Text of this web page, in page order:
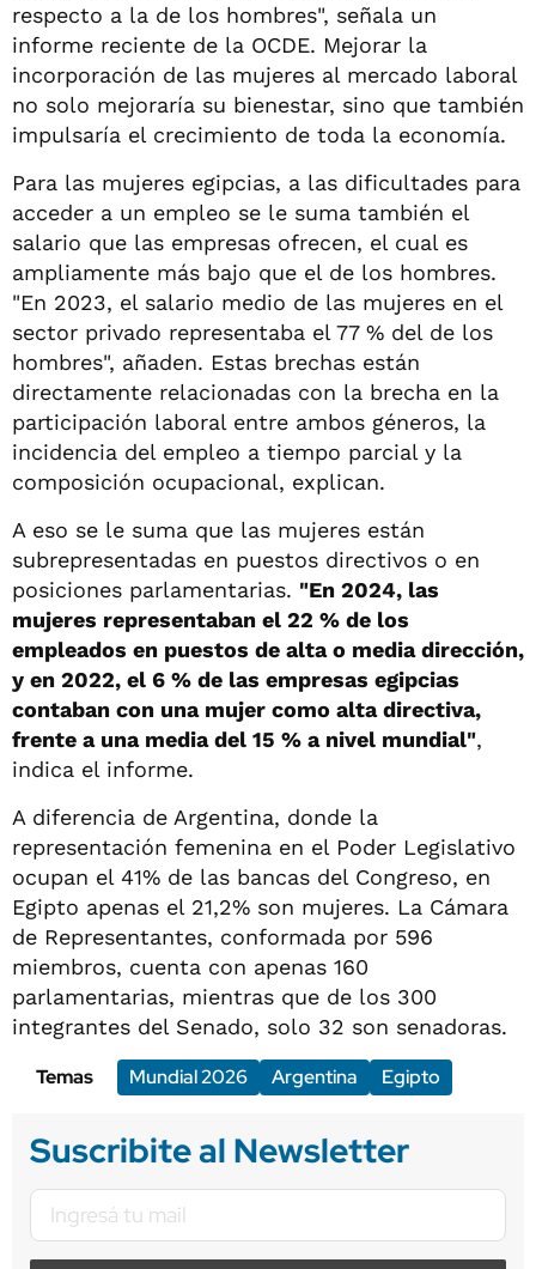
respecto a la de los hombres", señala un
informe reciente de la OCDE. Mejorar la
incorporación de las mujeres al mercado laboral
no solo mejoraría su bienestar, sino que también
impulsaría el crecimiento de toda la economía.
Para las mujeres egipcias, a las dificultades para
acceder a un empleo se le suma también el
salario que las empresas ofrecen, el cual es
ampliamente más bajo que el de los hombres.
"En 2023, el salario medio de las mujeres en el
sector privado representaba el 77 % del de los
hombres", añaden. Estas brechas están
directamente relacionadas con la brecha en la
participación laboral entre ambos géneros, la
incidencia del empleo a tiempo parcial y la
composición ocupacional, explican.
A eso se le suma que las mujeres están
subrepresentadas en puestos directivos o en
posiciones parlamentarias. "En 2024, las
mujeres representaban el 22 % de los
empleados en puestos de alta o media dirección,
y en 2022, el 6 % de las empresas egipcias
contaban con una mujer como alta directiva,
frente a una media del 15 % a nivel mundial",
indica el informe.
A diferencia de Argentina, donde la
representación femenina en el Poder Legislativo
ocupan el 41% de las bancas del Congreso, en
Egipto apenas el 21,2% son mujeres. La Cámara
de Representantes, conformada por 596
miembros, cuenta con apenas 160
parlamentarias, mientras que de los 300
integrantes del Senado, solo 32 son senadoras.
Temas
Mundial 2026 Argentina Egipto
Suscribite al Newsletter